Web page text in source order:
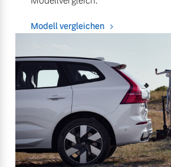
Modell vergleichen